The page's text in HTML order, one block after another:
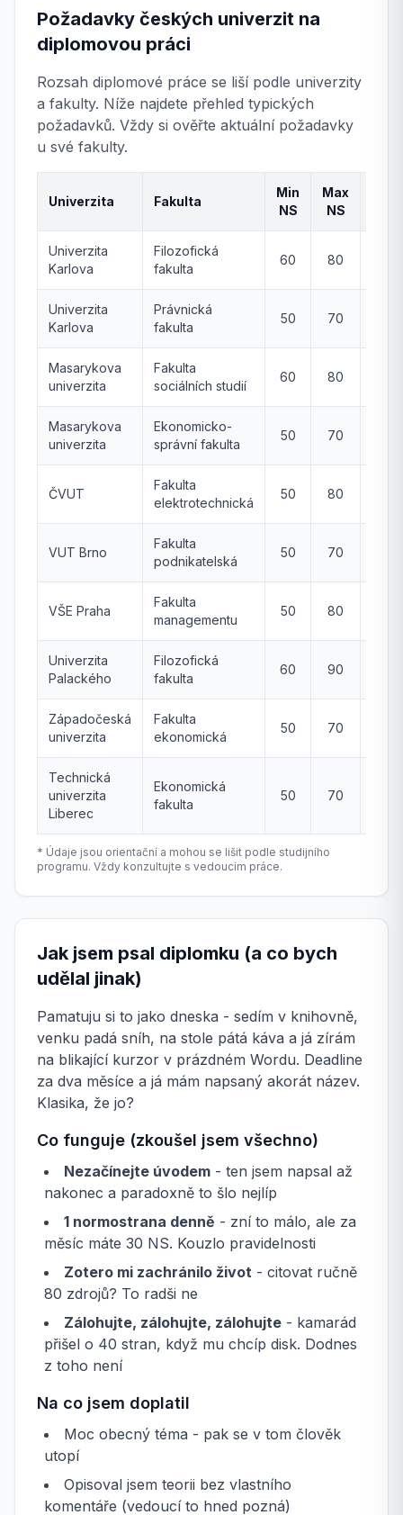
Požadavky českých univerzit na
diplomovou práci
Rozsah diplomové práce se liší podle univerzity
a fakulty. Níže najdete přehled typických
požadavků. Vždy si ověřte aktuální požadavky
u své fakulty.
Univerzita Fakulta
Min
NS
Max
NS
Univerzita
Karlova
Filozofická
fakulta
60 80
Univerzita
Karlova
Právnická
fakulta
50 70
Masarykova
univerzita
Fakulta
sociálních studií
60 80
Masarykova
univerzita
Ekonomicko-
správní fakulta
50 70
ČVUT
Fakulta
elektrotechnická
50 80
VUT Brno
Fakulta
podnikatelská
50 70
VŠE Praha
Fakulta
managementu
50 80
Univerzita
Palackého
Filozofická
fakulta
60 90
Západočeská
univerzita
Fakulta
ekonomická
50 70
Technická
univerzita
Liberec
Ekonomická
fakulta
50 70
* Údaje jsou orientační a mohou se lišit podle studijního
programu. Vždy konzultujte s vedoucím práce.
Jak jsem psal diplomku (a co bych
udělal jinak)
Pamatuju si to jako dneska - sedím v knihovně,
venku padá sníh, na stole pátá káva a já zírám
na blikající kurzor v prázdném Wordu. Deadline
za dva měsíce a já mám napsaný akorát název.
Klasika, že jo?
Co funguje (zkoušel jsem všechno)
Nezačínejte úvodem - ten jsem napsal až
nakonec a paradoxně to šlo nejlíp
1 normostrana denně - zní to málo, ale za
měsíc máte 30 NS. Kouzlo pravidelnosti
Zotero mi zachránilo život - citovat ručně
80 zdrojů? To radši ne
Zálohujte, zálohujte, zálohujte - kamarád
přišel o 40 stran, když mu chcíp disk. Dodnes
z toho není
Na co jsem doplatil
Moc obecný téma - pak se v tom člověk
utopí
Opisoval jsem teorii bez vlastního
komentáře (vedoucí to hned pozná)